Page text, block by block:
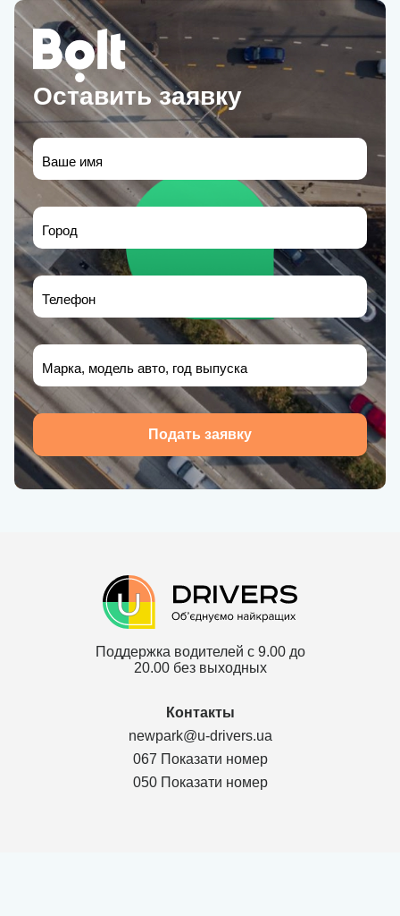
Оставить заявку
Ваше имя
Город
Телефон
Марка, модель авто, год выпуска
Подать заявку
Поддержка водителей с 9.00 до
20.00 без выходных
Контакты
newpark@u-drivers.ua
067 Показати номер
050 Показати номер